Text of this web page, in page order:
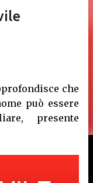
che
può essere
presente